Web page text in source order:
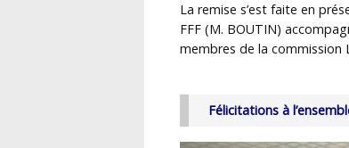
La remise s’est faite en
FFF (M. BOUTIN)
membres de la commission
Félicitations à